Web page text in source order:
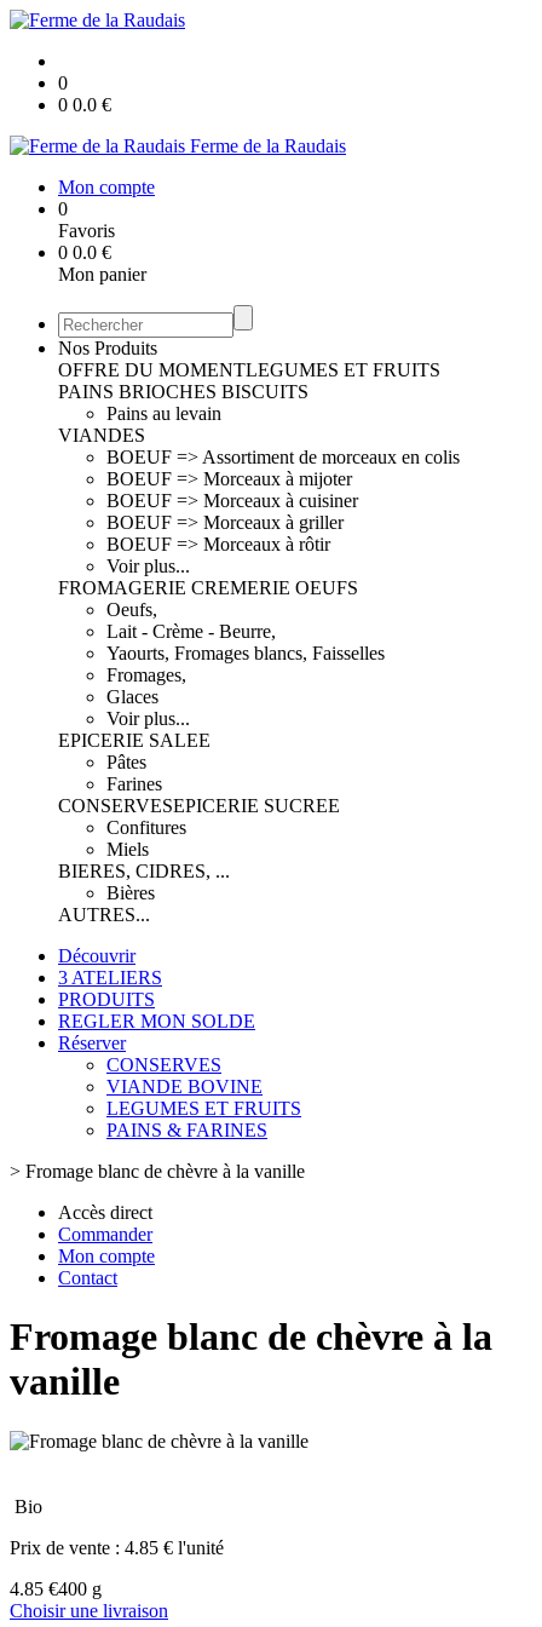
0
0 0.0 €
Ferme de la Raudais
Mon compte
0
Favoris
0 0.0 €
Mon panier
Nos Produits
OFFRE DU MOMENTLEGUMES ET FRUITS
PAINS BRIOCHES BISCUITS
Pains au levain
VIANDES
BOEUF => Assortiment de morceaux en colis
BOEUF => Morceaux à mijoter
BOEUF => Morceaux à cuisiner
BOEUF => Morceaux à griller
BOEUF => Morceaux à rôtir
Voir plus...
FROMAGERIE CREMERIE OEUFS
Oeufs,
Lait - Crème - Beurre,
Yaourts, Fromages blancs, Faisselles
Fromages,
Glaces
Voir plus...
EPICERIE SALEE
Pâtes
Farines
CONSERVESEPICERIE SUCREE
Confitures
Miels
BIERES, CIDRES, ...
Bières
AUTRES...
Découvrir
3 ATELIERS
PRODUITS
REGLER MON SOLDE
Réserver
CONSERVES
VIANDE BOVINE
LEGUMES ET FRUITS
PAINS & FARINES
> Fromage blanc de chèvre à la vanille
Accès direct
Commander
Mon compte
Contact
Fromage blanc de chèvre à la
vanille
Bio
Prix de vente : 4.85 € l'unité
4.85 €400 g
Choisir une livraison